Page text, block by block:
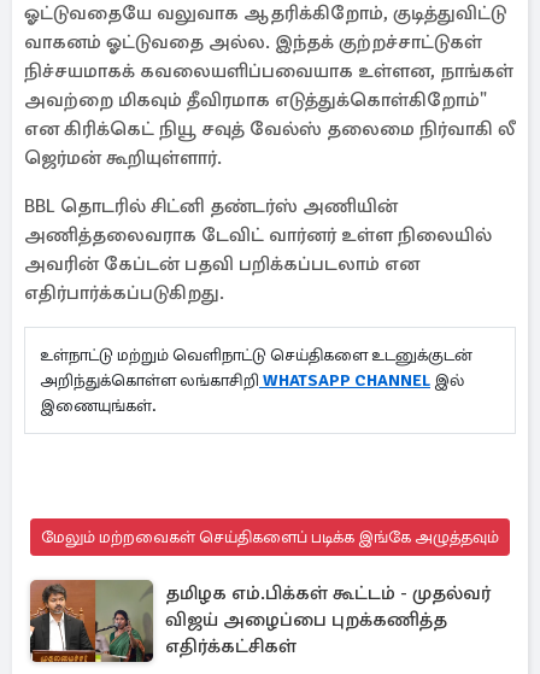
ஓட்டுவதையே வலுவாக ஆதரிக்கிறோம், குடித்துவிட்டு
வாகனம் ஓட்டுவதை அல்ல. இந்தக் குற்றச்சாட்டுகள்
நிச்சயமாகக் கவலையளிப்பவையாக உள்ளன, நாங்கள்
அவற்றை மிகவும் தீவிரமாக எடுத்துக்கொள்கிறோம்"
என கிரிக்கெட் நியூ சவுத் வேல்ஸ் தலைமை நிர்வாகி லீ
ஜெர்மன் கூறியுள்ளார்.
BBL தொடரில் சிட்னி தண்டர்ஸ் அணியின்
அணித்தலைவராக டேவிட் வார்னர் உள்ள நிலையில்
அவரின் கேப்டன் பதவி பறிக்கப்படலாம் என
எதிர்பார்க்கப்படுகிறது.
உள்நாட்டு மற்றும் வெளிநாட்டு செய்திகளை உடனுக்குடன்
அறிந்துக்கொள்ள லங்காசிறி WHATSAPP CHANNEL இல்
இணையுங்கள்.
மேலும் மற்றவைகள் செய்திகளைப் படிக்க இங்கே அழுத்தவும்
தமிழக எம்.பிக்கள் கூட்டம் - முதல்வர்
விஜய் அழைப்பை புறக்கணித்த
எதிர்க்கட்சிகள்